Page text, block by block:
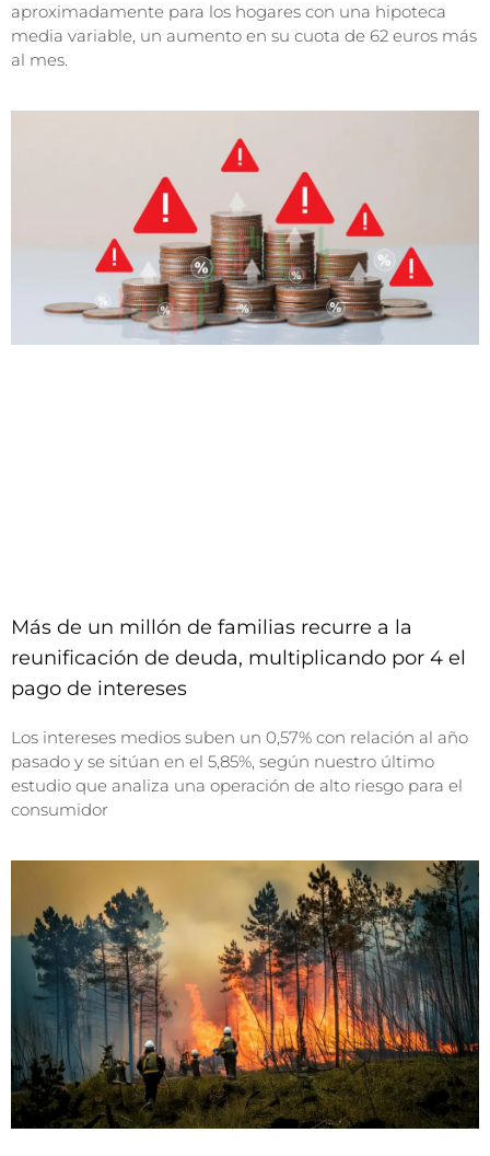
aproximadamente para los hogares con una hipoteca
media variable, un aumento en su cuota de 62 euros más
al mes.
Más de un millón de familias recurre a la
reunificación de deuda, multiplicando por 4 el
pago de intereses
Los intereses medios suben un 0,57% con relación al año
pasado y se sitúan en el 5,85%, según nuestro último
estudio que analiza una operación de alto riesgo para el
consumidor